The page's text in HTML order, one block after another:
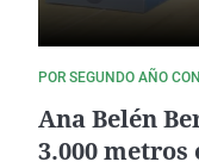
POR SEGUNDO AÑO
Ana Belén
3.000